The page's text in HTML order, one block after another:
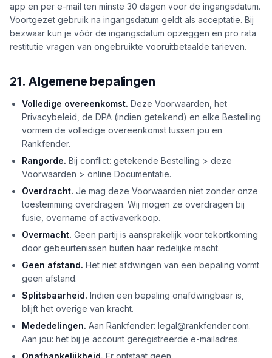
app en per e-mail ten minste 30 dagen voor de ingangsdatum.
Voortgezet gebruik na ingangsdatum geldt als acceptatie. Bij
bezwaar kun je vóór de ingangsdatum opzeggen en pro rata
restitutie vragen van ongebruikte vooruitbetaalde tarieven.
21. Algemene bepalingen
Volledige overeenkomst. Deze Voorwaarden, het
Privacybeleid, de DPA (indien getekend) en elke Bestelling
vormen de volledige overeenkomst tussen jou en
Rankfender.
Rangorde. Bij conflict: getekende Bestelling > deze
Voorwaarden > online Documentatie.
Overdracht. Je mag deze Voorwaarden niet zonder onze
toestemming overdragen. Wij mogen ze overdragen bij
fusie, overname of activaverkoop.
Overmacht. Geen partij is aansprakelijk voor tekortkoming
door gebeurtenissen buiten haar redelijke macht.
Geen afstand. Het niet afdwingen van een bepaling vormt
geen afstand.
Splitsbaarheid. Indien een bepaling onafdwingbaar is,
blijft het overige van kracht.
Mededelingen. Aan Rankfender: legal@rankfender.com.
Aan jou: het bij je account geregistreerde e-mailadres.
Onafhankelijkheid. Er ontstaat geen